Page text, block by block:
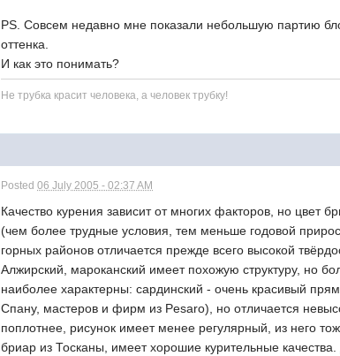
PS. Совсем недавно мне показали небольшую партию
оттенка.
И как это понимать?
Не трубка красит человека, а человек трубку!
Posted06 July 2005 - 02:37 AM
Качество курения зависит от многих факторов, но цвет
(чем более трудные условия, тем меньше годовой
горных районов отличается прежде всего высокой
Алжирский, мароканский имеет похожую структуру, но
наиболее характерны: сардинский - очень красивый
Спану, мастеров и фирм из Pesaro), но отличается
поплотнее, рисунок имеет менее регулярный, из него
бриар из Тосканы, имеет хорошие курительные